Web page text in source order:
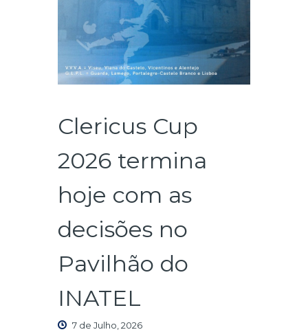
Clericus Cup
2026 termina
hoje com as
decisões no
Pavilhão do
INATEL
7 de Julho, 2026